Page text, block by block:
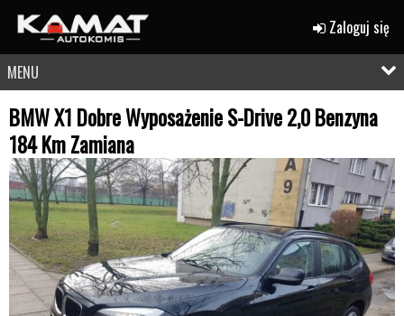
Zaloguj się
MENU
BMW X1 Dobre Wyposażenie S-Drive 2,0 Benzyna
184 Km Zamiana